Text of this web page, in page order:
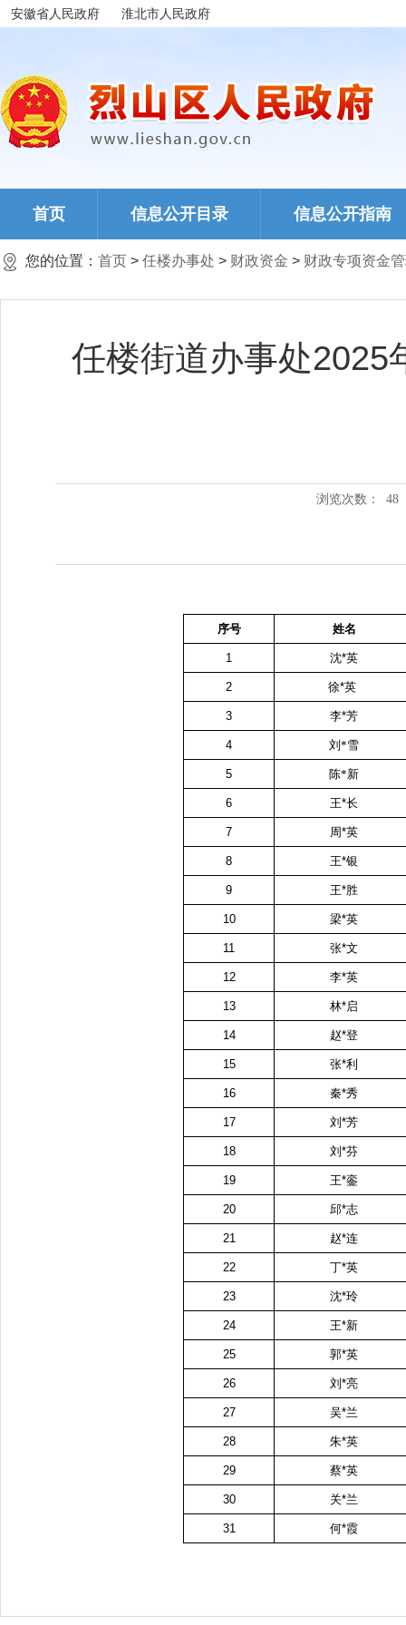
安徽省人民政府 淮北市人民政府
首页 信息公开目录 信息公开指南
您的位置： 首页 > 任楼办事处 > 财政资金 > 财政专项资金
任楼街道办事处2025
浏览次数： 48
序号 姓名
1 沈*英
2 徐*英
3 李*芳
4 刘*雪
5 陈*新
6 王*长
7 周*英
8 王*银
9 王*胜
10 梁*英
11 张*文
12 李*英
13 林*启
14 赵*登
15 张*利
16 秦*秀
17 刘 *芳
18 刘 *芬
19 王*銮
20 邱*志
21 赵*连
22 丁*英
23 沈*玲
24 王*新
25 郭*英
26 刘 *亮
27 吴*兰
28 朱*英
29 蔡*英
30 关*兰
31 何*霞